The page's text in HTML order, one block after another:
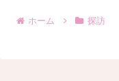
ホーム 探訪